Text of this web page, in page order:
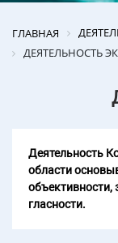
ГЛАВНАЯ
ДЕЯТЕЛЬНОСТЬ
Деятельность
области
объективности,
гласности.